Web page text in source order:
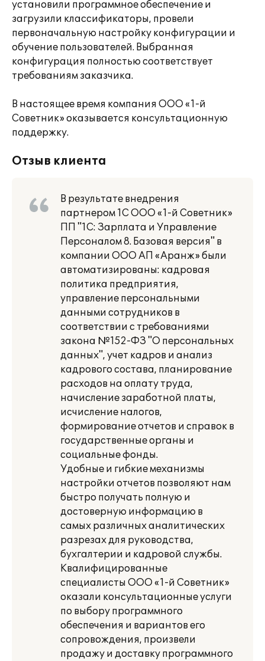
установили программное обеспечение и
загрузили классификаторы, провели
первоначальную настройку конфигурации и
обучение пользователей. Выбранная
конфигурация полностью соответствует
требованиям заказчика.
В настоящее время компания ООО «1-й
Советник» оказывается консультационную
поддержку.
Отзыв клиента
В результате внедрения
партнером 1С ООО «1-й Советник»
ПП "1С: Зарплата и Управление
Персоналом 8. Базовая версия" в
компании ООО АП «Аранж» были
автоматизированы: кадровая
политика предприятия,
управление персональными
данными сотрудников в
соответствии с требованиями
закона №152-ФЗ "О персональных
данных", учет кадров и анализ
кадрового состава, планирование
расходов на оплату труда,
начисление заработной платы,
исчисление налогов,
формирование отчетов и справок в
государственные органы и
социальные фонды.
Удобные и гибкие механизмы
настройки отчетов позволяют нам
быстро получать полную и
достоверную информацию в
самых различных аналитических
разрезах для руководства,
бухгалтерии и кадровой службы.
Квалифицированные
специалисты ООО «1-й Советник»
оказали консультационные услуги
по выбору программного
обеспечения и вариантов его
сопровождения, произвели
продажу и доставку программного